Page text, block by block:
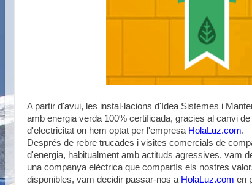
A partir d'avui, les instal·lacions d'Idea Sistemes i
amb energia verda 100% certificada, gracies al canvi
d'electricitat on hem optat per l'empresa HolaLuz.com.
Després de rebre trucades i visites comercials de
d'energia, habitualment amb actituds agressives, vam
una companya elèctrica que compartís els nostres
disponibles, vam decidir passar-nos a HolaLuz.com en